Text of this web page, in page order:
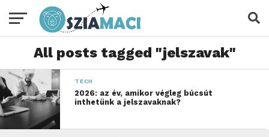
All posts tagged "jelszavak"
TECH
2026: az év, amikor végleg búcsút
inthetünk a jelszavaknak?